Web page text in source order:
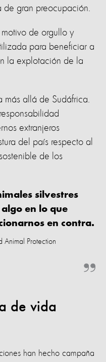
de gran preocupación.
de orgullo y
para beneficiar a
la explotación de la
más allá de Sudáfrica.
extranjeros
del país respecto al
de los
silvestres
en lo que
en contra.
Protection
de vida
han hecho campaña